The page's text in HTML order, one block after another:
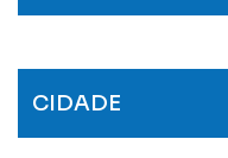
CIDADE